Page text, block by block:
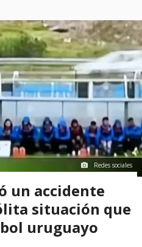
Redes sociales
un accidente
situación que
uruguayo